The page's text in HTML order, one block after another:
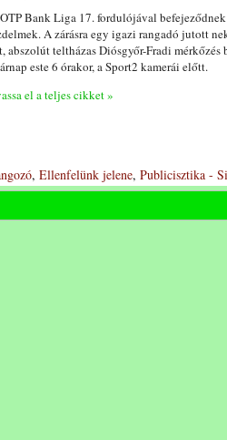
Bank Liga 17. fordulójával
A zárásra egy igazi rangadó jutott
abszolút teltházas Diósgyőr-Fradi
este 6 órakor, a Sport2 kamerái előtt.
el a teljes cikket »
, Ellenfelünk jelene, Publicisztika -